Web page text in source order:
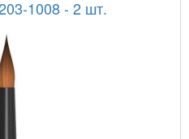
1008 - 2 шт.